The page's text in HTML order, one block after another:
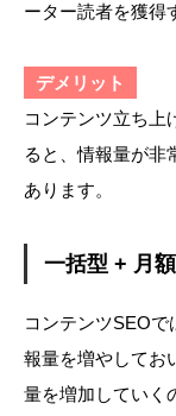
ーター読者を獲得
デメリット
コンテンツ立ち上
ると、情報量が非
あります。
一括型 + 月
コンテンツSEO
報量を増やしてお
量を増加していく